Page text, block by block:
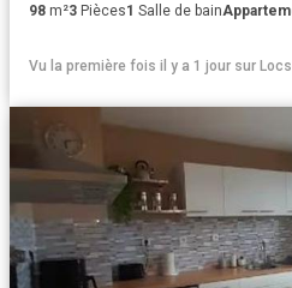
98 m²3 Pièces1 Salle de bain
Vu la première fois il y a 1 jour sur